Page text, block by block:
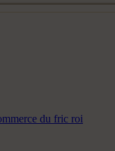
du fric roi